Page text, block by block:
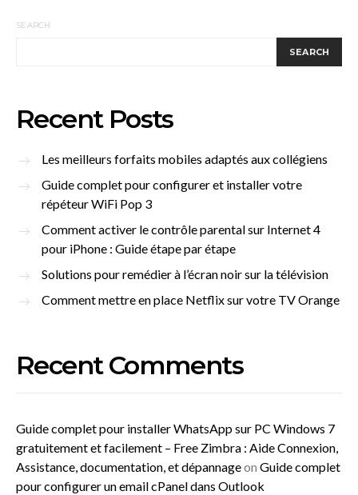
SEARCH
SEARCH
Recent Posts
Les meilleurs forfaits mobiles adaptés aux collégiens
Guide complet pour configurer et installer votre
répéteur WiFi Pop 3
Comment activer le contrôle parental sur Internet 4
pour iPhone : Guide étape par étape
Solutions pour remédier à l’écran noir sur la télévision
Comment mettre en place Netflix sur votre TV Orange
Recent Comments
Guide complet pour installer WhatsApp sur PC Windows 7
gratuitement et facilement – Free Zimbra : Aide Connexion,
Assistance, documentation, et dépannageon Guide complet
pour configurer un email cPanel dans Outlook